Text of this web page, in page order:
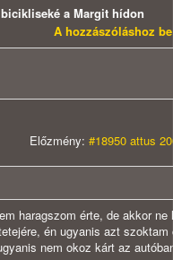
a Margit hídon
A hozzászóláshoz
Előzmény: #18950 attus
haragszom érte, de akkor ne
én ugyanis azt szoktam
nem okoz kárt az